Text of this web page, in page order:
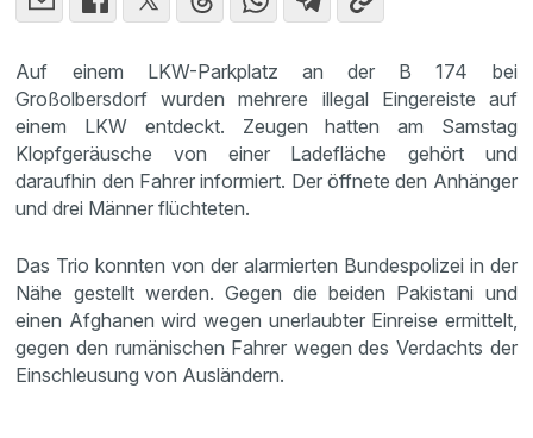
Auf einem LKW-Parkplatz an der B 174 bei
Großolbersdorf wurden mehrere illegal Eingereiste auf
einem LKW entdeckt. Zeugen hatten am Samstag
Klopfgeräusche von einer Ladefläche gehört und
daraufhin den Fahrer informiert. Der öffnete den Anhänger
und drei Männer flüchteten.
Das Trio konnten von der alarmierten Bundespolizei in der
Nähe gestellt werden. Gegen die beiden Pakistani und
einen Afghanen wird wegen unerlaubter Einreise ermittelt,
gegen den rumänischen Fahrer wegen des Verdachts der
Einschleusung von Ausländern.